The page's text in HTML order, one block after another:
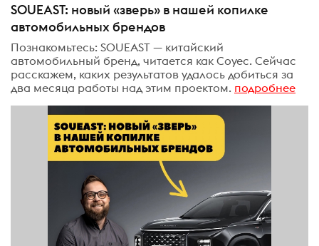
SOUEAST: новый «зверь» в нашей копилке
автомобильных брендов
Познакомьтесь: SOUEAST — китайский
автомобильный бренд, читается как Соуес. Сейчас
расскажем, каких результатов удалось добиться за
два месяца работы над этим проектом. подробнее